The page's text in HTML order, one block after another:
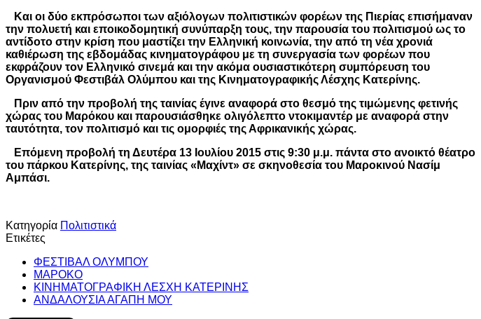
Και οι δύο εκπρόσωποι των αξιόλογων πολιτιστικών φορέων της Πιερίας επισήμαναν
την πολυετή και εποικοδομητική συνύπαρξη τους, την παρουσία του πολιτισμού ως το
αντίδοτο στην κρίση που μαστίζει την Ελληνική κοινωνία, την από τη νέα χρονιά
καθιέρωση της εβδομάδας κινηματογράφου με τη συνεργασία των φορέων που
εκφράζουν τον Ελληνικό σινεμά και την ακόμα ουσιαστικότερη συμπόρευση του
Οργανισμού Φεστιβάλ Ολύμπου και της Κινηματογραφικής Λέσχης Κατερίνης.
Πριν από την προβολή της ταινίας έγινε αναφορά στο θεσμό της τιμώμενης φετινής
χώρας του Μαρόκου και παρουσιάσθηκε ολιγόλεπτο ντοκιμαντέρ με αναφορά στην
ταυτότητα, τον πολιτισμό και τις ομορφιές της Αφρικανικής χώρας.
Επόμενη προβολή τη Δευτέρα 13 Ιουλίου 2015 στις 9:30 μ.μ. πάντα στο ανοικτό θέατρο
του πάρκου Κατερίνης, της ταινίας «Μαχίντ» σε σκηνοθεσία του Μαροκινού Νασίμ
Αμπάσι.
Κατηγορία Πολιτιστικά
Ετικέτες
ΦΕΣΤΙΒΑΛ ΟΛΥΜΠΟΥ
ΜΑΡΟΚΟ
ΚΙΝΗΜΑΤΟΓΡΑΦΙΚΗ ΛΕΣΧΗ ΚΑΤΕΡΙΝΗΣ
ΑΝΔΑΛΟΥΣΙΑ ΑΓΑΠΗ ΜΟΥ